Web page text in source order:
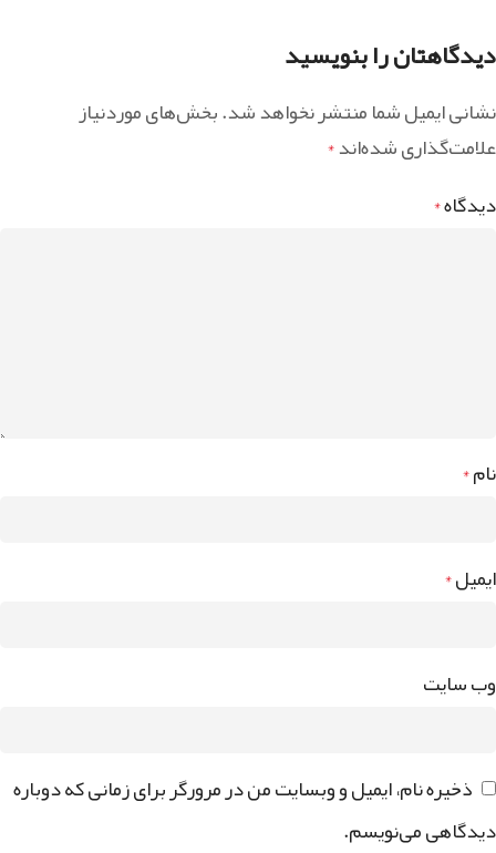
دیدگاهتان را بنویسید
نشانی ایمیل شما منتشر نخواهد شد.بخش‌های موردنیاز
علامت‌گذاری شده‌اند*
دیدگاه*
نام*
ایمیل*
وب‌ سایت
ذخیره نام، ایمیل و وبسایت من در مرورگر برای زمانی که دوباره
دیدگاهی می‌نویسم.